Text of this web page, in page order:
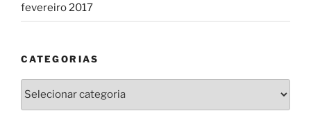
fevereiro 2017
CATEGORIAS
Categorias